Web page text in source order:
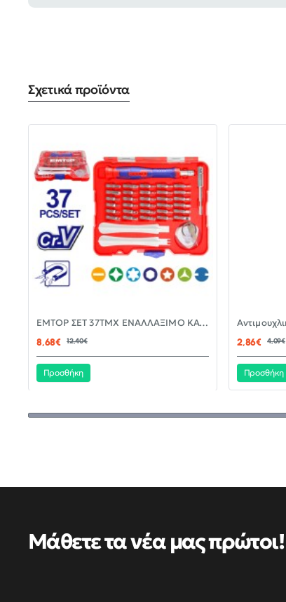
Σχετικά προϊόντα
-30%EMTOP ΣΕΤ 37ΤΜΧ ΕΝΑΛΛΑΞΙΜΟ ΚΑΤΣΑΒΙΔΙ ΜΕ ΜΥΤΕΣ EBST03702
8,68€
12,40€
Προσθήκη
2,86€
4,09€
Προσθήκη
Μάθετε τα νέα μας πρώτοι!